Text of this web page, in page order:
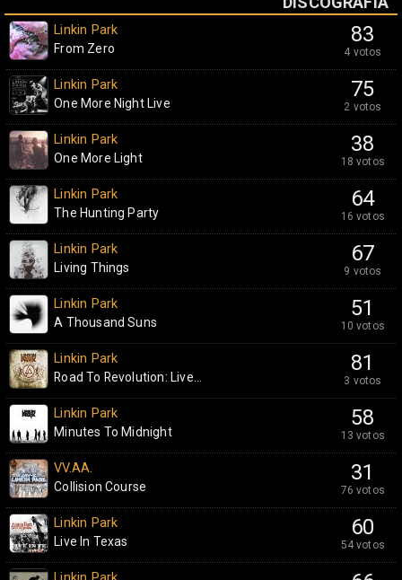
83
4 votos
Linkin Park
From Zero
75
2 votos
Linkin Park
One More Night Live
38
18 votos
Linkin Park
One More Light
64
16 votos
Linkin Park
The Hunting Party
67
9 votos
Linkin Park
Living Things
51
10 votos
Linkin Park
A Thousand Suns
81
3 votos
Linkin Park
Road To Revolution: Live...
58
13 votos
Linkin Park
Minutes To Midnight
31
76 votos
VV.AA.
Collision Course
60
54 votos
Linkin Park
Live In Texas